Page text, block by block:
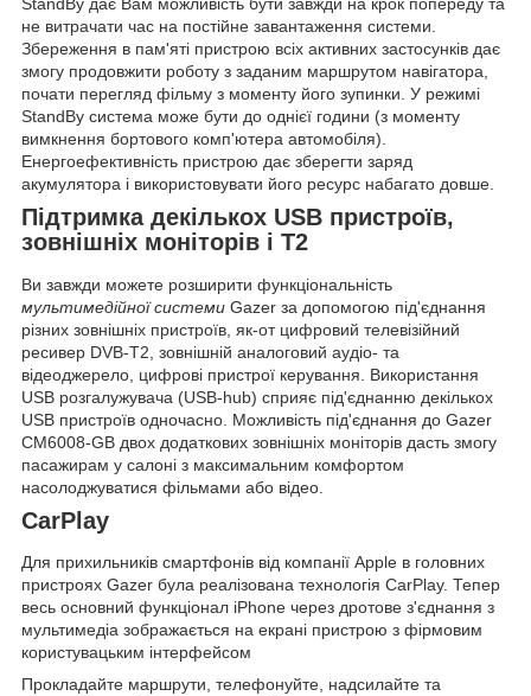
не витрачати час на постійне завантаження системи.
Збереження в пам'яті пристрою всіх активних застосунків дає
змогу продовжити роботу з заданим маршрутом навігатора,
почати перегляд фільму з моменту його зупинки. У режимі
StandBy система може бути до однієї години (з моменту
вимкнення бортового комп'ютера автомобіля).
Енергоефективність пристрою дає зберегти заряд
акумулятора і використовувати його ресурс набагато довше.
Підтримка декількох USB пристроїв,
зовнішніх моніторів і Т2
Ви завжди можете розширити функціональність
мультимедійної системи Gazer за допомогою під'єднання
різних зовнішніх пристроїв, як-от цифровий телевізійний
ресивер DVB-T2 , зовнішній аналоговий аудіо- та
відеоджерело, цифрові пристрої керування. Використання
USB розгалужувача (USB-hub) сприяє під'єднанню декількох
USB пристроїв одночасно . Можливість під'єднання до Gazer
CM6008-GB двох додаткових зовнішніх моніторів дасть змогу
пасажирам у салоні з максимальним комфортом
насолоджуватися фільмами або відео.
CarPlay
Для прихильників смартфонів від компанії Apple в головних
пристроях Gazer була реалізована технологія CarPlay. Тепер
весь основний функціонал iPhone через дротове з'єднання з
мультимедіа зображається на екрані пристрою з фірмовим
користувацьким інтерфейсом
Прокладайте маршрути, телефонуйте, надсилайте та